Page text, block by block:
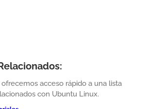
ofrecemos acceso rápido a una lista
con Ubuntu Linux.